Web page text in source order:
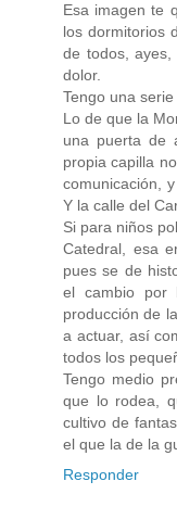
Esa imagen te
los dormitorios
de todos,
dolor.
Tengo una
Lo de que la
una puerta de
propia capilla
comunicación,
Y la calle del
Si para niños
Catedral, esa
pues se de
el cambio por
producción de
a actuar, así
todos los
Tengo medio
que lo rodea,
cultivo de
el que la de la
Responder